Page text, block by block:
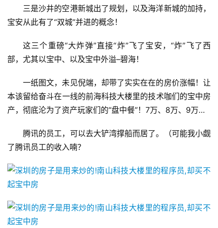
们
三是沙井的空港新城出了规划，以及海洋新城的加持，
宝安从此有了“双城”并进的概念！
这三个重磅“大炸弹”直接“炸”飞了宝安，“炸”飞了西
部，尤其以宝中、以及宝中外溢–碧海！
一纸图文，未见倪端，却带了实实在在的房价涨幅！让
本该留给奋斗在一线的前海科技大楼里的技术咖们的宝中房
产，彻底沦为了资产玩家们的“盘中餐”！7万、8万、9万…
腾讯的员工，可以去大铲湾撑船而居了。（可能我小觑
了腾讯员工的收入喃？